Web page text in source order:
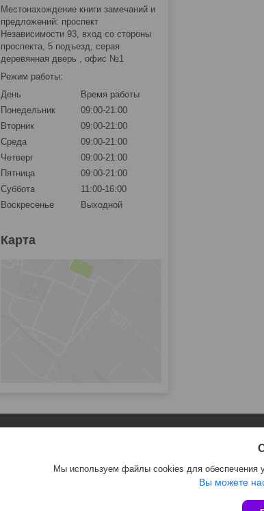
Местонахождение книги замечаний и
предложений: проспект
Независимости 93, вход со стороны
проспекта, 5 подъезд, серая
деревянная дверь , офис №1
Режим работы:
День
Время работы
Понедельник
09:00-21:00
Вторник
09:00-21:00
Среда
09:00-21:00
Четверг
09:00-21:00
Пятница
09:00-21:00
Суббота
11:00-16:00
Воскресенье
Выходной
Карта
Аккумуляторы для ноутбуков
Доставка и оплата
Мы используем файлы cookies для обеспечения
Вы можете